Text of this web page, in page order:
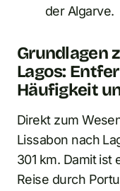
der Algarve.
Grundlagen
Lagos:
Häufigkeit
Direkt zum
Lissabon nach
301 km. Damit ist
Reise durch